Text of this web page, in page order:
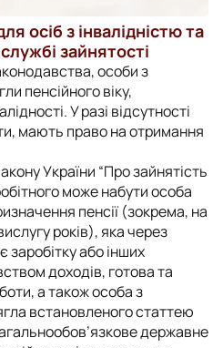
осіб з інвалідністю та
зайнятості
особи з
пенсійного віку,
У разі відсутності
мають право на отримання
України “Про зайнятість
може набути особа
пенсії (зокрема, на
років), яка через
заробітку або інших
доходів, готова та
а також особа з
встановленого статтею
державне